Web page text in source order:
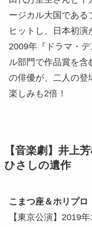
ージカル大国である
ヒットし、日本初演
2009年『ドラマ・
ル部門で作品賞を含
の俳優が、二人の登
楽しみも2倍！
【音楽劇】井上
ひさしの遺作
こまつ座＆ホリプロ
【東京公演】2019